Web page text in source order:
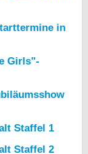
in
Girls"-
Staffel 1
Staffel 2